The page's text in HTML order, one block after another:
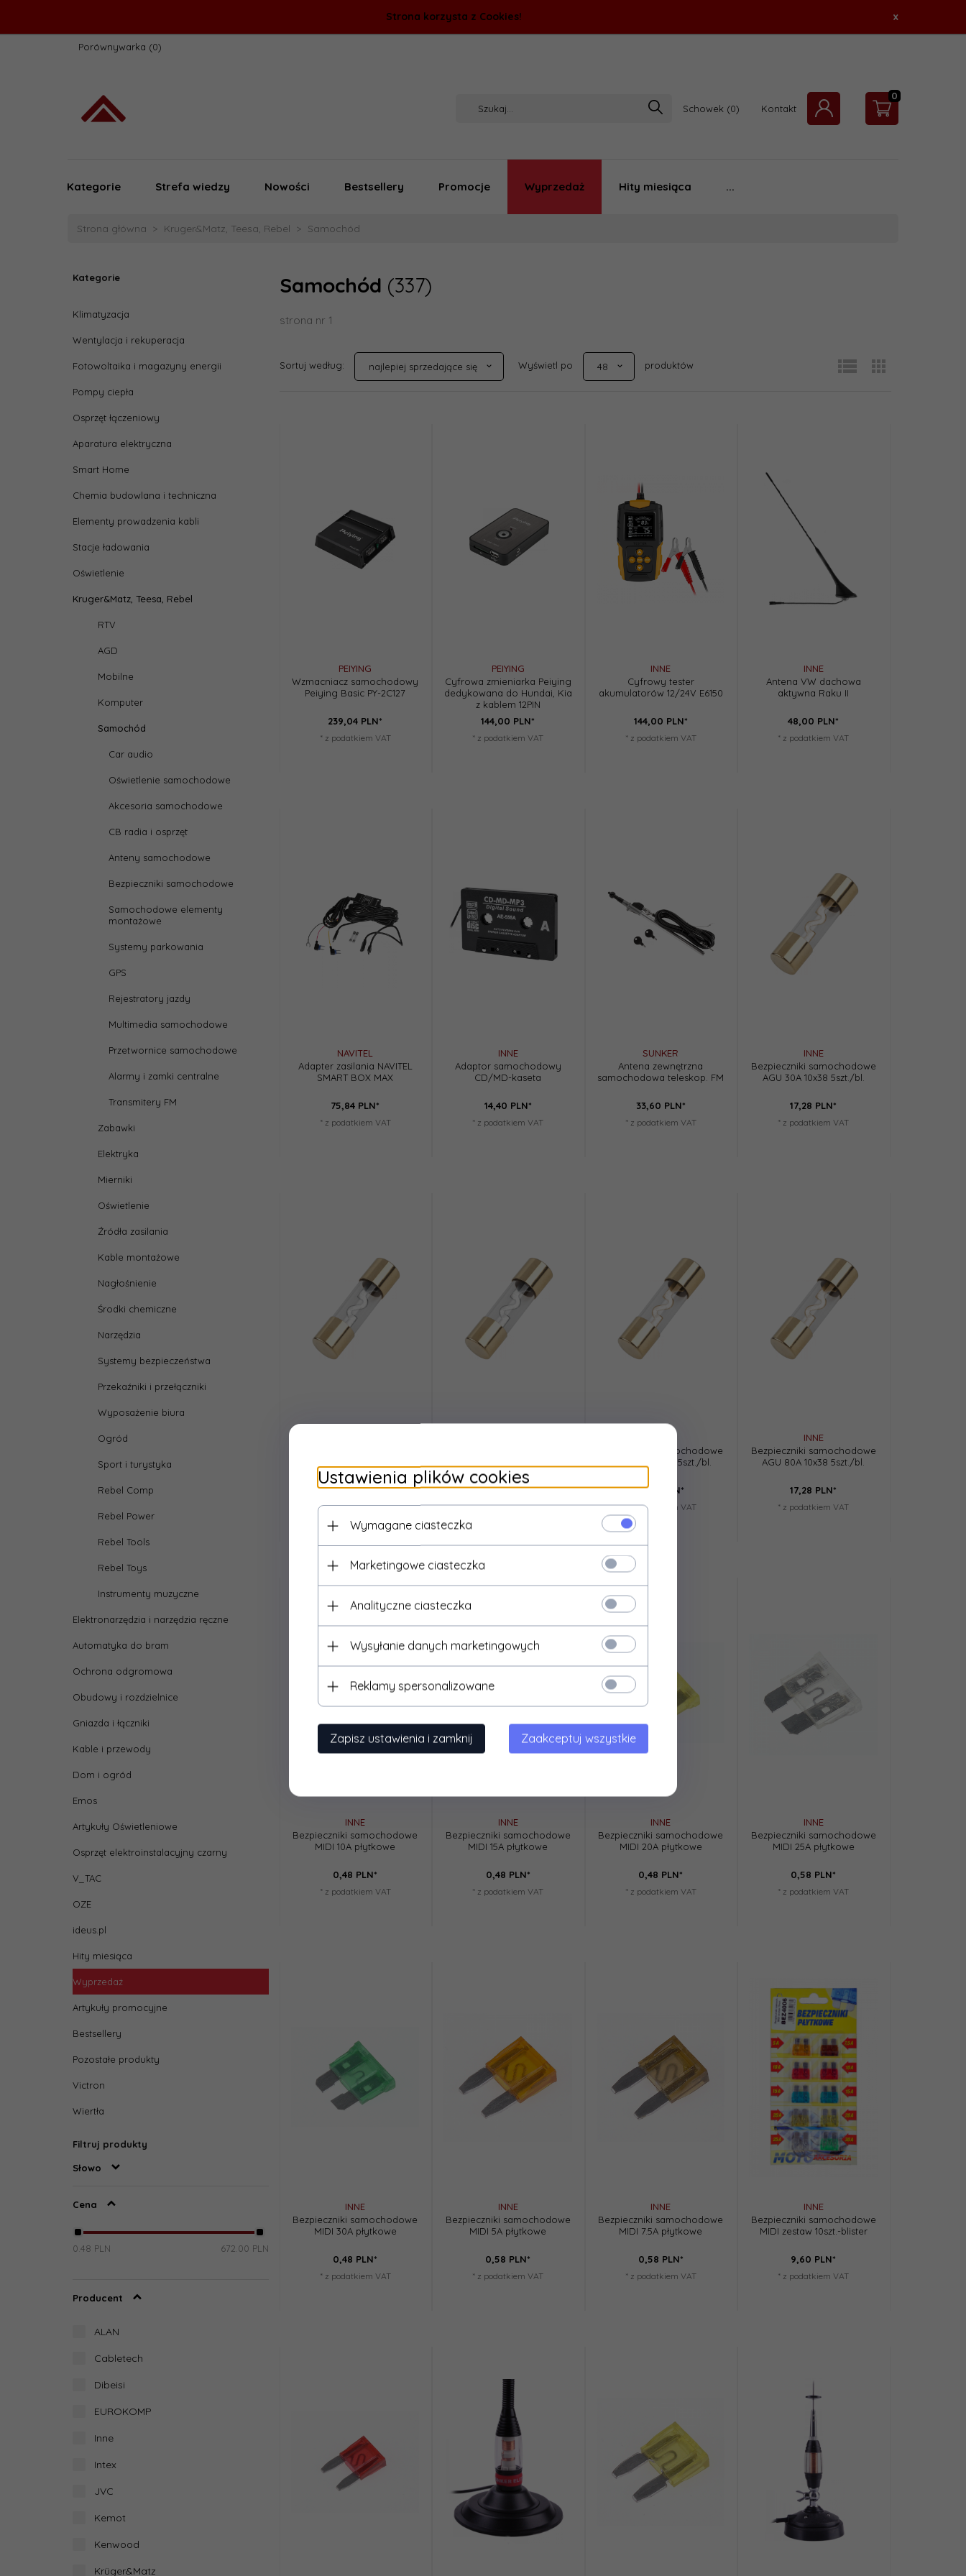
Strona korzysta z Cookies! x
Porównywarka
Schowek Kontakt
0
Kategorie Strefa wiedzy Nowości Bestsellery Promocje Wyprzedaż Hity miesiąca ...
Strona główna Kruger&Matz, Teesa, Rebel Samochód
Kategorie
Klimatyzacja
Wentylacja i rekuperacja
Fotowoltaika i magazyny energii
Pompy ciepła
Osprzęt łączeniowy
Aparatura elektryczna
Smart Home
Chemia budowlana i techniczna
Elementy prowadzenia kabli
Stacje ładowania
Oświetlenie
Kruger&Matz, Teesa, Rebel
RTV
AGD
Mobilne
Komputer
Samochód
Car audio
Oświetlenie samochodowe
Akcesoria samochodowe
CB radia i osprzęt
Anteny samochodowe
Bezpieczniki samochodowe
Samochodowe elementy
montażowe
Systemy parkowania
GPS
Rejestratory jazdy
Multimedia samochodowe
Przetwornice samochodowe
Alarmy i zamki centralne
Transmitery FM
Zabawki
Elektryka
Mierniki
Oświetlenie
Źródła zasilania
Kable montażowe
Nagłośnienie
Środki chemiczne
Narzędzia
Systemy bezpieczeństwa
Przekaźniki i przełączniki
Wyposażenie biura
Ogród
Sport i turystyka
Rebel Comp
Rebel Power
Rebel Tools
Rebel Toys
Instrumenty muzyczne
Elektronarzędzia i narzędzia ręczne
Automatyka do bram
Ochrona odgromowa
Obudowy i rozdzielnice
Gniazda i łączniki
Kable i przewody
Dom i ogród
Emos
Artykuły Oświetleniowe
Osprzęt elektroinstalacyjny czarny
V_TAC
OZE
ideus.pl
Hity miesiąca
Wyprzedaż
Artykuły promocyjne
Bestsellery
Pozostałe produkty
Victron
Wiertła
Filtruj produkty
Słowo
Cena
0.48 PLN 672.00 PLN
Producent
ALAN
Cabletech
Dibeisi
EUROKOMP
Inne
Intex
JVC
Kemot
Kenwood
Krüger&Matz
Samochód (337)
strona nr 1
Sortuj według:
sort
najlepiej sprzedające się
Wyświetl po
pop
48
produktów
PEIYING
Wzmacniacz samochodowy
Peiying Basic PY-2C127
239,04 PLN*
* z podatkiem VAT
PEIYING
Cyfrowa zmieniarka Peiying
dedykowana do Hundai, Kia
z kablem 12PIN
144,00 PLN*
* z podatkiem VAT
INNE
Cyfrowy tester
akumulatorów 12/24V E6150
144,00 PLN*
* z podatkiem VAT
INNE
Antena VW dachowa
aktywna Raku II
48,00 PLN*
* z podatkiem VAT
NAVITEL
Adapter zasilania NAVITEL
SMART BOX MAX
75,84 PLN*
* z podatkiem VAT
INNE
Adaptor samochodowy
CD/MD-kaseta
14,40 PLN*
* z podatkiem VAT
SUNKER
Antena zewnętrzna
samochodowa teleskop. FM
33,60 PLN*
* z podatkiem VAT
INNE
Bezpieczniki samochodowe
AGU 30A 10x38 5szt./bl.
17,28 PLN*
* z podatkiem VAT
17,28 PLN*
* z podatkiem VAT
17,28 PLN*
* z podatkiem VAT
Bezpieczniki samochodowe
AGU 60A 10x38 5szt./bl.
17,28 PLN*
* z podatkiem VAT
INNE
Bezpieczniki samochodowe
AGU 80A 10x38 5szt./bl.
17,28 PLN*
* z podatkiem VAT
INNE
Bezpieczniki samochodowe
MIDI 10A płytkowe
0,48 PLN*
* z podatkiem VAT
INNE
Bezpieczniki samochodowe
MIDI 15A płytkowe
0,48 PLN*
* z podatkiem VAT
INNE
Bezpieczniki samochodowe
MIDI 20A płytkowe
0,48 PLN*
* z podatkiem VAT
INNE
Bezpieczniki samochodowe
MIDI 25A płytkowe
0,58 PLN*
* z podatkiem VAT
INNE
Bezpieczniki samochodowe
MIDI 30A płytkowe
0,48 PLN*
* z podatkiem VAT
INNE
Bezpieczniki samochodowe
MIDI 5A płytkowe
0,58 PLN*
* z podatkiem VAT
INNE
Bezpieczniki samochodowe
MIDI 7.5A płytkowe
0,58 PLN*
* z podatkiem VAT
INNE
Bezpieczniki samochodowe
MIDI zestaw 10szt.-blister
9,60 PLN*
* z podatkiem VAT
Ustawienia plików cookies
Wymagane ciasteczka
Marketingowe ciasteczka
Analityczne ciasteczka
Wysyłanie danych marketingowych
Reklamy spersonalizowane
Zapisz ustawienia i zamknij Zaakceptuj wszystkie